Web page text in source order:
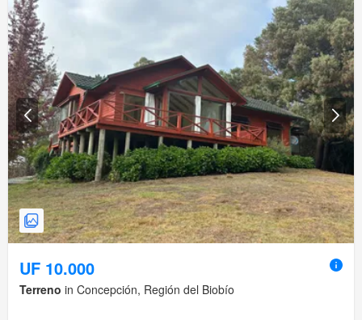
UF 10.000
Terreno in Concepción, Región del Biobío